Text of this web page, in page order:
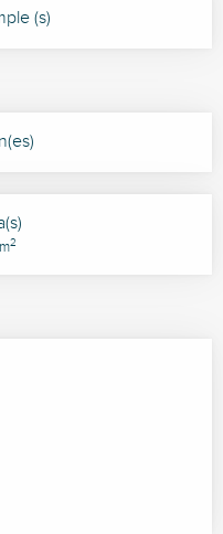
(s)
2